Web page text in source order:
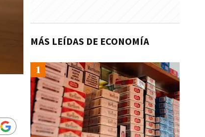
MÁS LEÍDAS DE ECONOMÍA